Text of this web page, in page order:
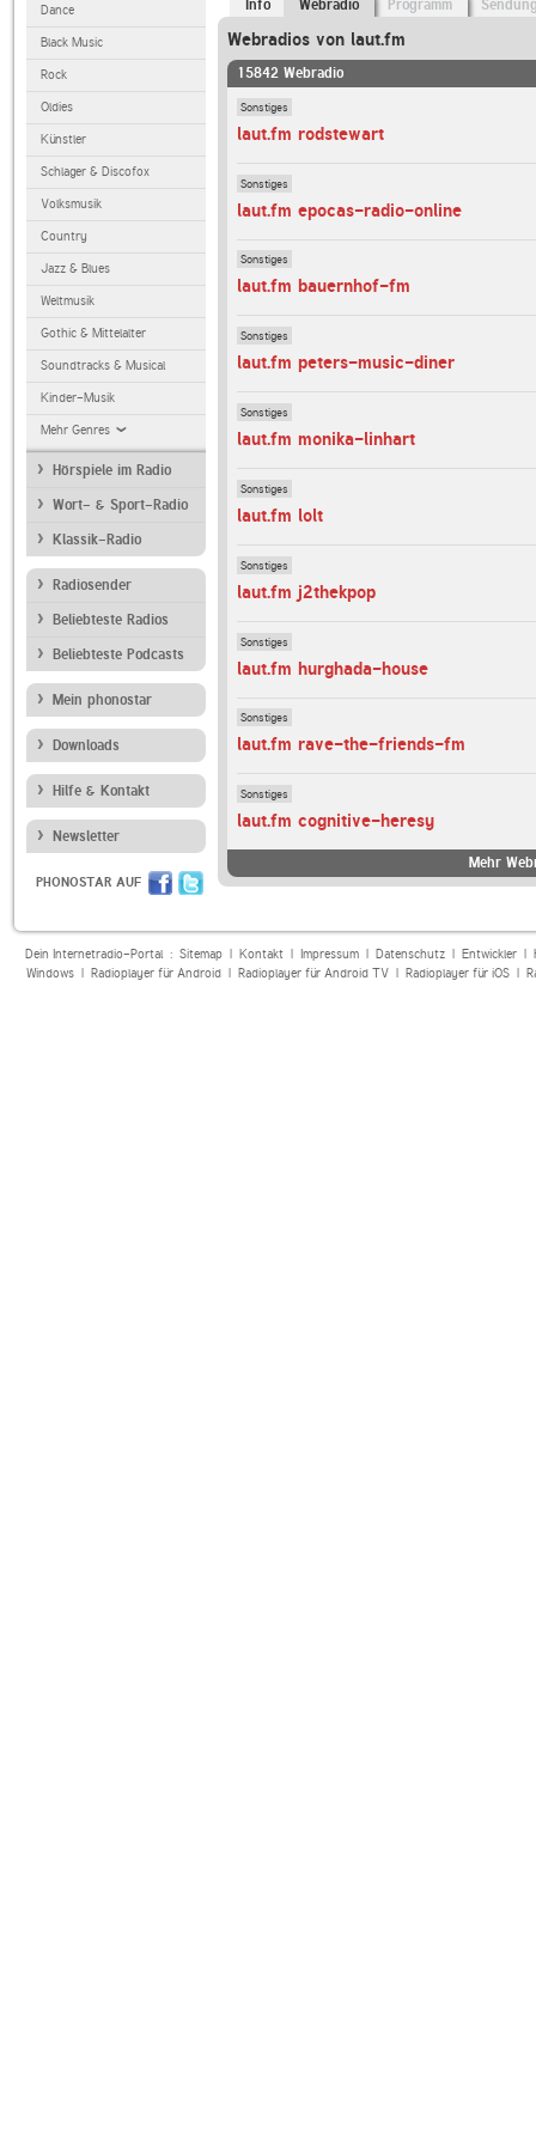
Dance
Black Music
Rock
Oldies
Künstler
Schlager & Discofox
Volksmusik
Country
Jazz & Blues
Weltmusik
Gothic & Mittelalter
Soundtracks & Musical
Kinder-Musik
Mehr Genres
Hörspiele im Radio
Wort- & Sport-Radio
Klassik-Radio
Radiosender
Beliebteste Radios
Beliebteste Podcasts
Mein phonostar
Downloads
Hilfe & Kontakt
Newsletter
PHONOSTAR AUF
Info Webradio Programm
Webradios von laut.fm
15842 Webradio
Sonstiges
laut.fm rodstewart
Sonstiges
laut.fm epocas-radio-online
Sonstiges
laut.fm bauernhof-fm
Sonstiges
laut.fm peters-music-diner
Sonstiges
laut.fm monika-linhart
Sonstiges
laut.fm lolt
Sonstiges
laut.fm j2thekpop
Sonstiges
laut.fm hurghada-house
Sonstiges
laut.fm rave-the-friends-fm
Sonstiges
laut.fm cognitive-heresy
Mehr
Dein Internetradio-Portal : Sitemap| Kontakt| Impressum| Datenschutz| Entwickler|
Windows| Radioplayer für Android| Radioplayer für Android TV| Radioplayer für iOS|